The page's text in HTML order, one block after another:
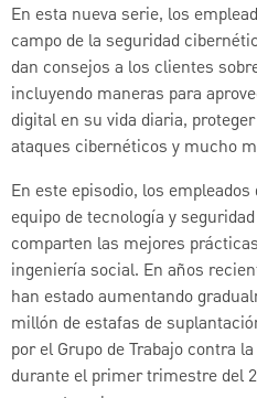
En esta nueva serie, los
campo de la seguridad
dan consejos a los clientes
incluyendo maneras para
digital en su vida diaria,
ataques cibernéticos y mucho
En este episodio, los
equipo de tecnología y
comparten las mejores
ingeniería social. En años
han estado aumentando
millón de estafas de
por el Grupo de Trabajo contra
durante el primer trimestre del